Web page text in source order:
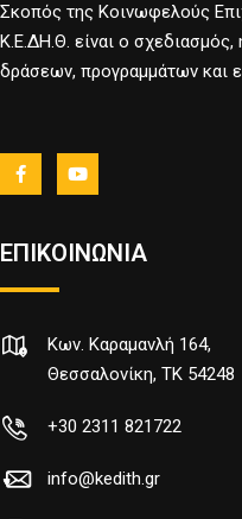
Σκοπός της Κοινωφελούς
Κ.Ε.ΔΗ.Θ. είναι ο
δράσεων, προγραμμάτων και
ΕΠΙΚΟΙΝΩΝΙΑ
Κων. Καραμανλή 164,
Θεσσαλονίκη, TK 54248
+30 2311 821722
info@kedith.gr